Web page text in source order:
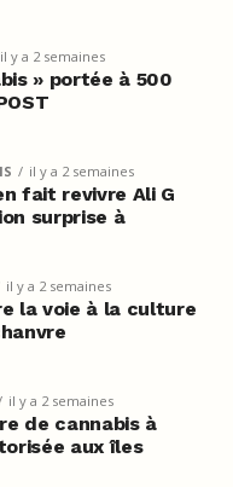
il y a 2 semaines
» portée à 500
il y a 2 semaines
fait revivre Ali G
surprise à
il y a 2 semaines
la voie à la culture
il y a 2 semaines
de cannabis à
aux îles